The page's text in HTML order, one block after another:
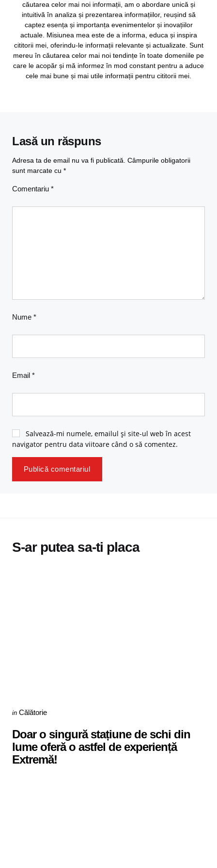
căutarea celor mai noi informații, am o abordare unică și
intuitivă în analiza și prezentarea informațiilor, reușind să
captez esența și importanța evenimentelor și inovațiilor
actuale. Misiunea mea este de a informa, educa și inspira
cititorii mei, oferindu-le informații relevante și actualizate. Sunt
mereu în căutarea celor mai noi tendințe în toate domeniile pe
care le acopăr și mă informez în mod constant pentru a aduce
cele mai bune și mai utile informații pentru cititorii mei.
Lasă un răspuns
Adresa ta de email nu va fi publicată. Câmpurile obligatorii
sunt marcate cu *
Comentariu *
Nume *
Email *
Salvează-mi numele, emailul și site-ul web în acest
navigator pentru data viitoare când o să comentez.
S-ar putea sa-ti placa
Categories
Posted
in Călătorie
Doar o singură stațiune de schi din
lume oferă o astfel de experiență
Extremă!